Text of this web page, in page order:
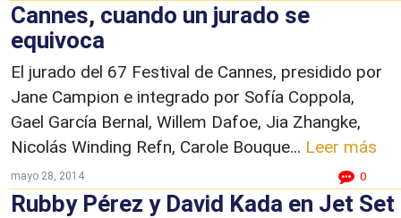
Cannes, cuando un jurado se
equivoca
El jurado del 67 Festival de Cannes, presidido por
Jane Campion e integrado por Sofía Coppola,
Gael García Bernal, Willem Dafoe, Jia Zhangke,
Nicolás Winding Refn, Carole Bouque... Leer más
mayo 28, 2014 0
Rubby Pérez y David Kada en Jet Set